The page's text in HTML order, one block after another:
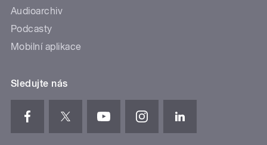
Audioarchiv
Podcasty
Mobilní aplikace
Sledujte nás